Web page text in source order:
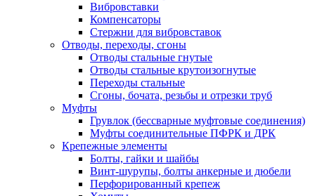
Вибровставки
Компенсаторы
Стержни для вибровставок
Отводы, переходы, сгоны
Отводы стальные гнутые
Отводы стальные крутоизогнутые
Переходы стальные
Сгоны, бочата, резьбы и отрезки труб
Муфты
Грувлок (бессварные муфтовые соединения)
Муфты соединительные ПФРК и ДРК
Крепежные элементы
Болты, гайки и шайбы
Винт-шурупы, болты анкерные и дюбели
Перфорированный крепеж